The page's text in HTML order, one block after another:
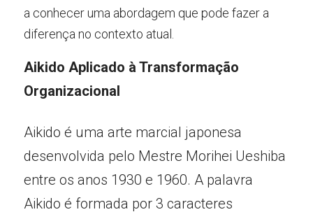
a conhecer uma abordagem que pode fazer a
diferença no contexto atual.
Aikido Aplicado à Transformação
Organizacional
Aikido é uma arte marcial japonesa
desenvolvida pelo Mestre Morihei Ueshiba
entre os anos 1930 e 1960. A palavra
Aikido é formada por 3 caracteres